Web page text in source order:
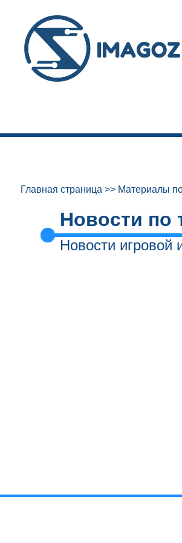
Главная страница >> Материалы
Новости по
Новости игровой